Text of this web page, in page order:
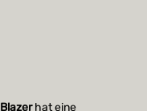
Blazerhat eine